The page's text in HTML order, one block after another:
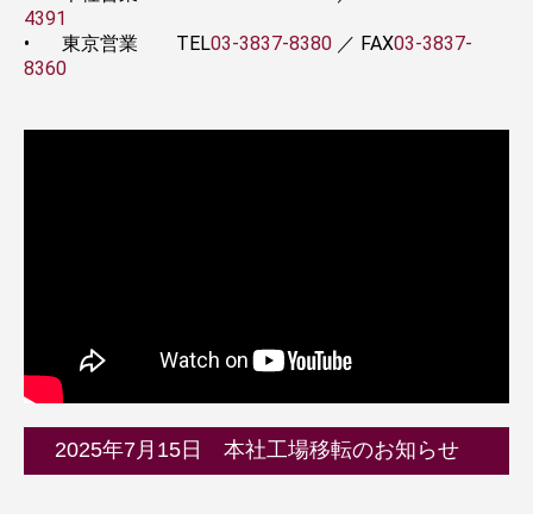
4391
•
東京営業 TEL03-3837-8380 ／ FAX03-3837-
8360
2025年7月15日 本社工場移転のお知らせ